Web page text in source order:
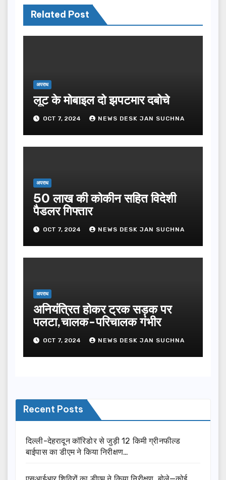
Related Post
अपराध
लूट के मोबाइल दो झपटमार दबोचे
OCT 7, 2024 NEWS DESK JAN SUCHNA
अपराध
50 लाख की कोकीन सहित विदेशी
पैडलर गिफ्तार
OCT 7, 2024 NEWS DESK JAN SUCHNA
अपराध
अनियंत्रित होकर ट्रक सड़क पर
पलटा,चालक-परिचालक गंभीर
OCT 7, 2024 NEWS DESK JAN SUCHNA
Recent Posts
दिल्ली-देहरादून कॉरिडोर से जुड़ी 12 किमी ग्रीनफील्ड
बाईपास का डीएम ने किया निरीक्षण…